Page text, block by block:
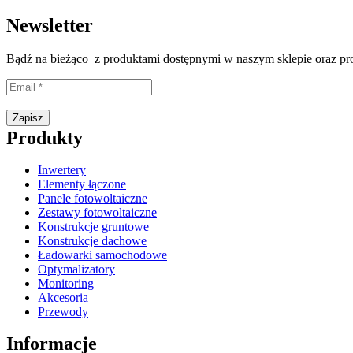
Newsletter
Bądź na bieżąco z produktami dostępnymi w naszym sklepie oraz
Zapisz
Produkty
Inwertery
Elementy łączone
Panele fotowoltaiczne
Zestawy fotowoltaiczne
Konstrukcje gruntowe
Konstrukcje dachowe
Ładowarki samochodowe
Optymalizatory
Monitoring
Akcesoria
Przewody
Informacje